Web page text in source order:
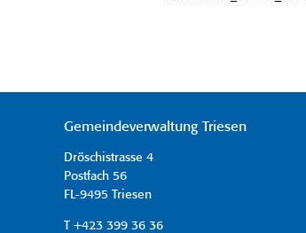
Gemeindeverwaltung Triesen
Dröschistrasse 4
Postfach 56
FL-9495 Triesen
T +423 399 36 36